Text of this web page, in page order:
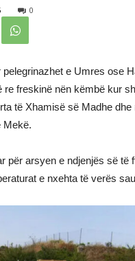
0
e Umres ose
re freskinë nën këmbë kur
të Xhamisë së Madhe dhe
Mekë.
për arsyen e ndjenjës së të
e nxehta të verës